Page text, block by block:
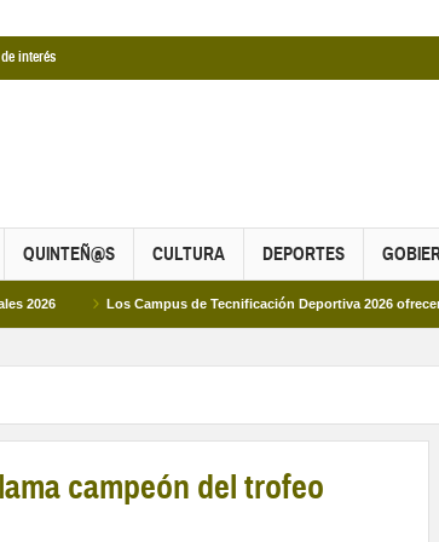
interés
QUINTEÑ@S CULTURA DEPORTES
Los Campus de Tecnificación Deportiva 2026 ofrecen cuatro
campeón del trofeo